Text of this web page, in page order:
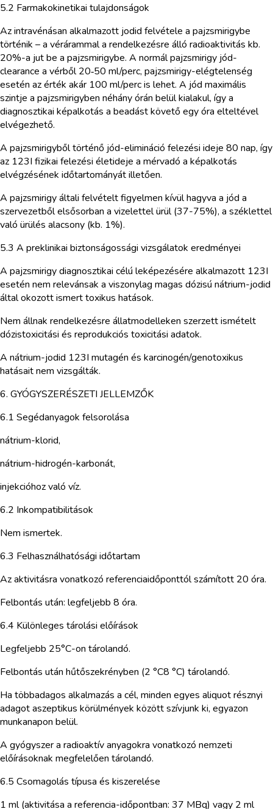
5.2 Farmakokinetikai tulajdonságok
Az intravénásan alkalmazott jodid felvétele a pajzsmirigybe
történik – a vérárammal a rendelkezésre álló radioaktivitás kb.
20%-a jut be a pajzsmirigybe. A normál pajzsmirigy jód-
clearance a vérből 20‑50 ml/perc, pajzsmirigy-elégtelenség
esetén az érték akár 100 ml/perc is lehet. A jód maximális
szintje a pajzsmirigyben néhány órán belül kialakul, így a
diagnosztikai képalkotás a beadást követő egy óra elteltével
elvégezhető.
A pajzsmirigyből történő jód-elimináció felezési ideje 80 nap, így
az 123I fizikai felezési életideje a mérvadó a képalkotás
elvégzésének időtartományát illetően.
A pajzsmirigy általi felvételt figyelmen kívül hagyva a jód a
szervezetből elsősorban a vizelettel ürül (37-75%), a széklettel
való ürülés alacsony (kb. 1%).
5.3 A preklinikai biztonságossági vizsgálatok eredményei
A pajzsmirigy diagnosztikai célú leképezésére alkalmazott 123I
esetén nem relevánsak a viszonylag magas dózisú nátrium-jodid
által okozott ismert toxikus hatások.
Nem állnak rendelkezésre állatmodelleken szerzett ismételt
dózistoxicitási és reprodukciós toxicitási adatok.
A nátrium-jodid 123I mutagén és karcinogén/genotoxikus
hatásait nem vizsgálták.
6. GYÓGYSZERÉSZETI JELLEMZŐK
6.1 Segédanyagok felsorolása
nátrium-klorid,
nátrium-hidrogén-karbonát,
injekcióhoz való víz.
6.2 Inkompatibilitások
Nem ismertek.
6.3 Felhasználhatósági időtartam
Az aktivitásra vonatkozó referenciaidőponttól számított 20 óra.
Felbontás után: legfeljebb 8 óra.
6.4 Különleges tárolási előírások
Legfeljebb 25°C-on tárolandó.
Felbontás után hűtőszekrényben (2 °C8 °C) tárolandó.
Ha többadagos alkalmazás a cél, minden egyes aliquot résznyi
adagot aszeptikus körülmények között szívjunk ki, egyazon
munkanapon belül.
A gyógyszer a radioaktív anyagokra vonatkozó nemzeti
előírásoknak megfelelően tárolandó.
6.5 Csomagolás típusa és kiszerelése
1 ml (aktivitása a referencia-időpontban: 37 MBq) vagy 2 ml